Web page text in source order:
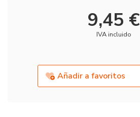
9,45 €
IVA incluido
Añadir a favoritos